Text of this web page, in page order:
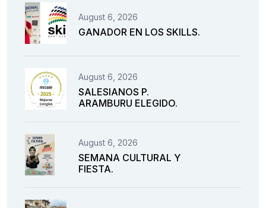
August 6, 2026
GANADOR EN LOS SKILLS.
August 6, 2026
SALESIANOS P.
ARAMBURU ELEGIDO.
August 6, 2026
SEMANA CULTURAL Y
FIESTA.